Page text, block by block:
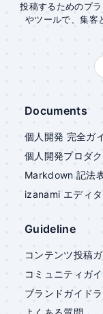
投稿するためのプ
やツールで、集客
Documents
個人開発 完全ガ
個人開発プロダ
Markdown 記法
izanami エディ
Guideline
コンテンツ投稿
コミュニティガ
ブランドガイド